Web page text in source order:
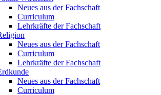
Neues aus der Fachschaft
Curriculum
Lehrkräfte der Fachschaft
Neues aus der Fachschaft
Curriculum
Lehrkräfte der Fachschaft
Neues aus der Fachschaft
Curriculum